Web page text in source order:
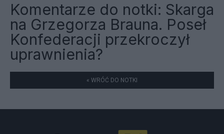
Komentarze do notki: Skarga
na Grzegorza Brauna. Poseł
Konfederacji przekroczył
uprawnienia?
« WRÓĆ DO NOTKI